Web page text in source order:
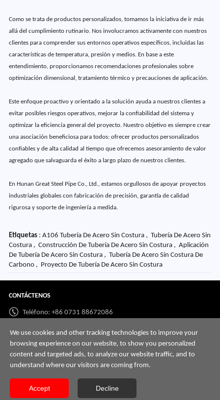
Como se trata de productos personalizados, tomamos la iniciativa de ir más
allá del cumplimiento rutinario. Nos involucramos activamente con nuestros
clientes para comprender sus entornos operativos específicos, incluidas las
características de temperatura, presión y medios. En base a este
entendimiento, proporcionamos recomendaciones profesionales sobre
optimización dimensional, tratamiento térmico y precauciones de aplicación.
Este enfoque proactivo y orientado a la solución ayuda a nuestros clientes a
evitar posibles riesgos operativos, mejorar la confiabilidad del sistema y
optimizar la eficiencia general del proyecto. Nuestro objetivo es siempre crear
una asociación beneficiosa para todos: ofrecer productos personalizados
confiables y de alta calidad al tiempo que ofrecemos asesoramiento de valor
agregado que salvaguarda el éxito a largo plazo de nuestros clientes.
En Hunan Great Steel Pipe Co., Ltd., estamos orgullosos de apoyar proyectos
industriales globales con fabricación de precisión, garantía de calidad
rigurosa y soporte de ingeniería a medida.
Etiquetas: A106 Tubería De Acero Sin Costura , Tubería De Acero Sin
Costura , Construcción De Tubería De Acero Sin Costura , Aplicación
De Tubería De Acero Sin Costura , Tubería De Acero Sin Costura De
Carbono , Proyecto De Tubería De Acero Sin Costura
CONTÁCTENOS
Teléfono: +86 0731 88672086
Whatsapp:+86 198 7313 7997
Correo: info@hnssd.com
We use cookies and other tracking technologies to improve your
browsing experience on our website, to show you personalized
content and targeted ads, to analyze our website traffic, and to
understand where our visitors are coming from.
Accept Decline